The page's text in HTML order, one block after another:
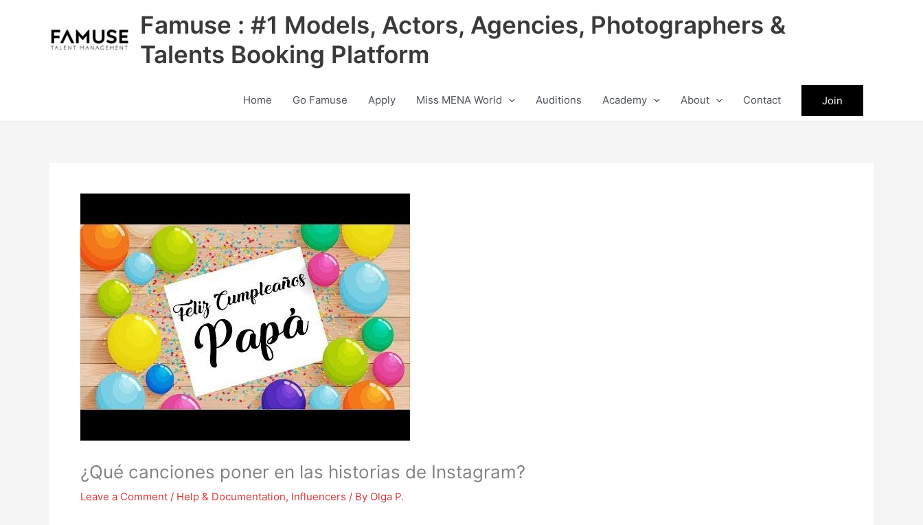
Famuse : #1 Models, Actors, Agencies, Photographers &
Talents Booking Platform
Home Go Famuse Apply Miss MENA World Auditions Academy About Contact Join
¿Qué canciones poner en las historias de Instagram?
Leave a Comment / Help & Documentation, Influencers / By Olga P.